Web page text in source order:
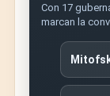
Con 17
marcan la